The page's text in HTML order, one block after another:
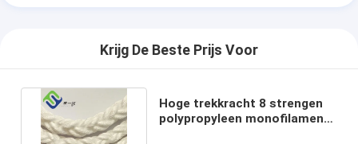
Krijg De Beste Prijs Voor
Hoge trekkracht 8 strengen
polypropyleen monofilament